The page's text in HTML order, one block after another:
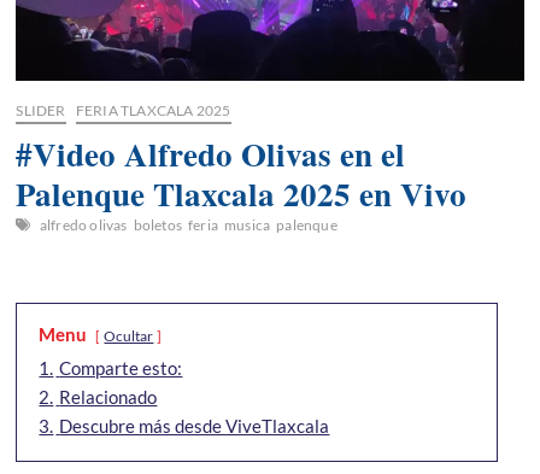
SLIDER FERIA TLAXCALA 2025
#Video Alfredo Olivas en el
Palenque Tlaxcala 2025 en Vivo
alfredo olivas boletos feria musica palenque
Menu Ocultar
1. Comparte esto:
2. Relacionado
3. Descubre más desde ViveTlaxcala